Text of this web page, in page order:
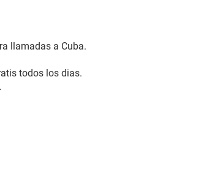
llamadas a Cuba.
todos los dias.